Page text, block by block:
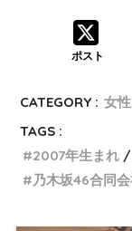
ポスト
CATEGORY : 女
TAGS :
2007年生まれ
乃木坂46合同